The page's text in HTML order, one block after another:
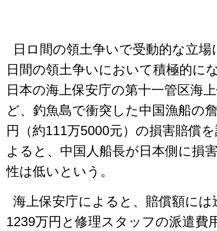
日ロ間の領土争いで受動的な立
日間の領土争いにおいて積極的に
日本の海上保安庁の第十一管区海
ど、釣魚島で衝突した中国漁船の
円（約111万5000元）の損害賠償
よると、中国人船長が日本側に損
性は低いという。
海上保安庁によると、賠償額には
1239万円と修理スタッフの派遣費